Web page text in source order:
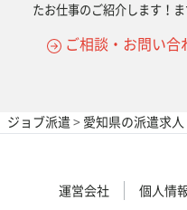
たお仕事のご紹介します！
ご相談・お問い合
ジョブ派遣> 愛知県の派遣求人
運営会社 個人情